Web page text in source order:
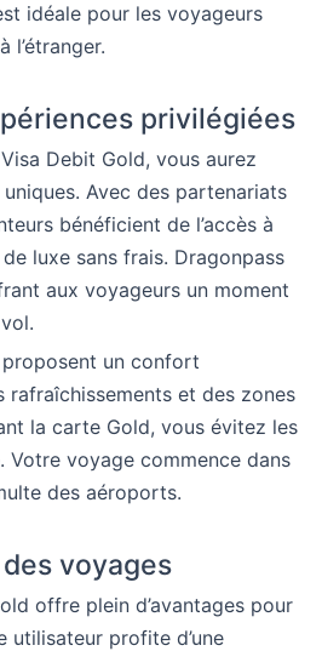
idéale pour les voyageurs
l’étranger.
privilégiées
Debit Gold, vous aurez
Avec des partenariats
bénéficient de l’accès à
luxe sans frais. Dragonpass
aux voyageurs un moment
proposent un confort
rafraîchissements et des zones
la carte Gold, vous évitez les
Votre voyage commence dans
des aéroports.
voyages
offre plein d’avantages pour
utilisateur profite d’une